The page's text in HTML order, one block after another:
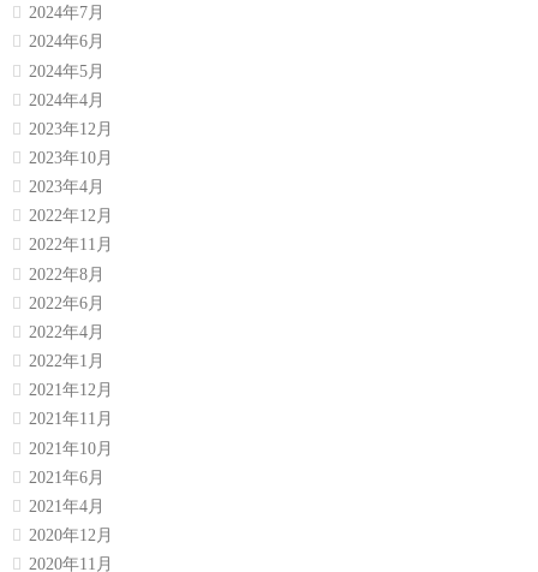
2024年7月
2024年6月
2024年5月
2024年4月
2023年12月
2023年10月
2023年4月
2022年12月
2022年11月
2022年8月
2022年6月
2022年4月
2022年1月
2021年12月
2021年11月
2021年10月
2021年6月
2021年4月
2020年12月
2020年11月